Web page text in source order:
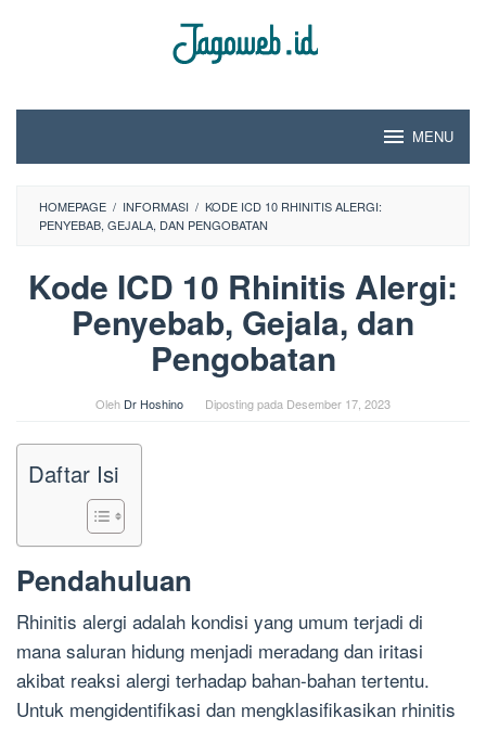
MENU
HOMEPAGE / INFORMASI / KODE ICD 10 RHINITIS ALERGI:
PENYEBAB, GEJALA, DAN PENGOBATAN
Kode ICD 10 Rhinitis Alergi:
Penyebab, Gejala, dan
Pengobatan
Oleh Dr Hoshino Diposting pada Desember 17, 2023
Daftar Isi
Pendahuluan
Rhinitis alergi adalah kondisi yang umum terjadi di
mana saluran hidung menjadi meradang dan iritasi
akibat reaksi alergi terhadap bahan-bahan tertentu.
Untuk mengidentifikasi dan mengklasifikasikan rhinitis